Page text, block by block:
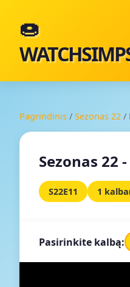
🍩
Pagrindinis / Sezonas 22 /
Sezonas 22
S22E11 1
Pasirinkite kalbą: